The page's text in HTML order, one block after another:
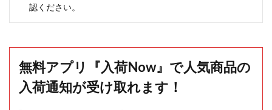
認ください。
無料アプリ『入荷Now』で人気商品の
入荷通知が受け取れます！